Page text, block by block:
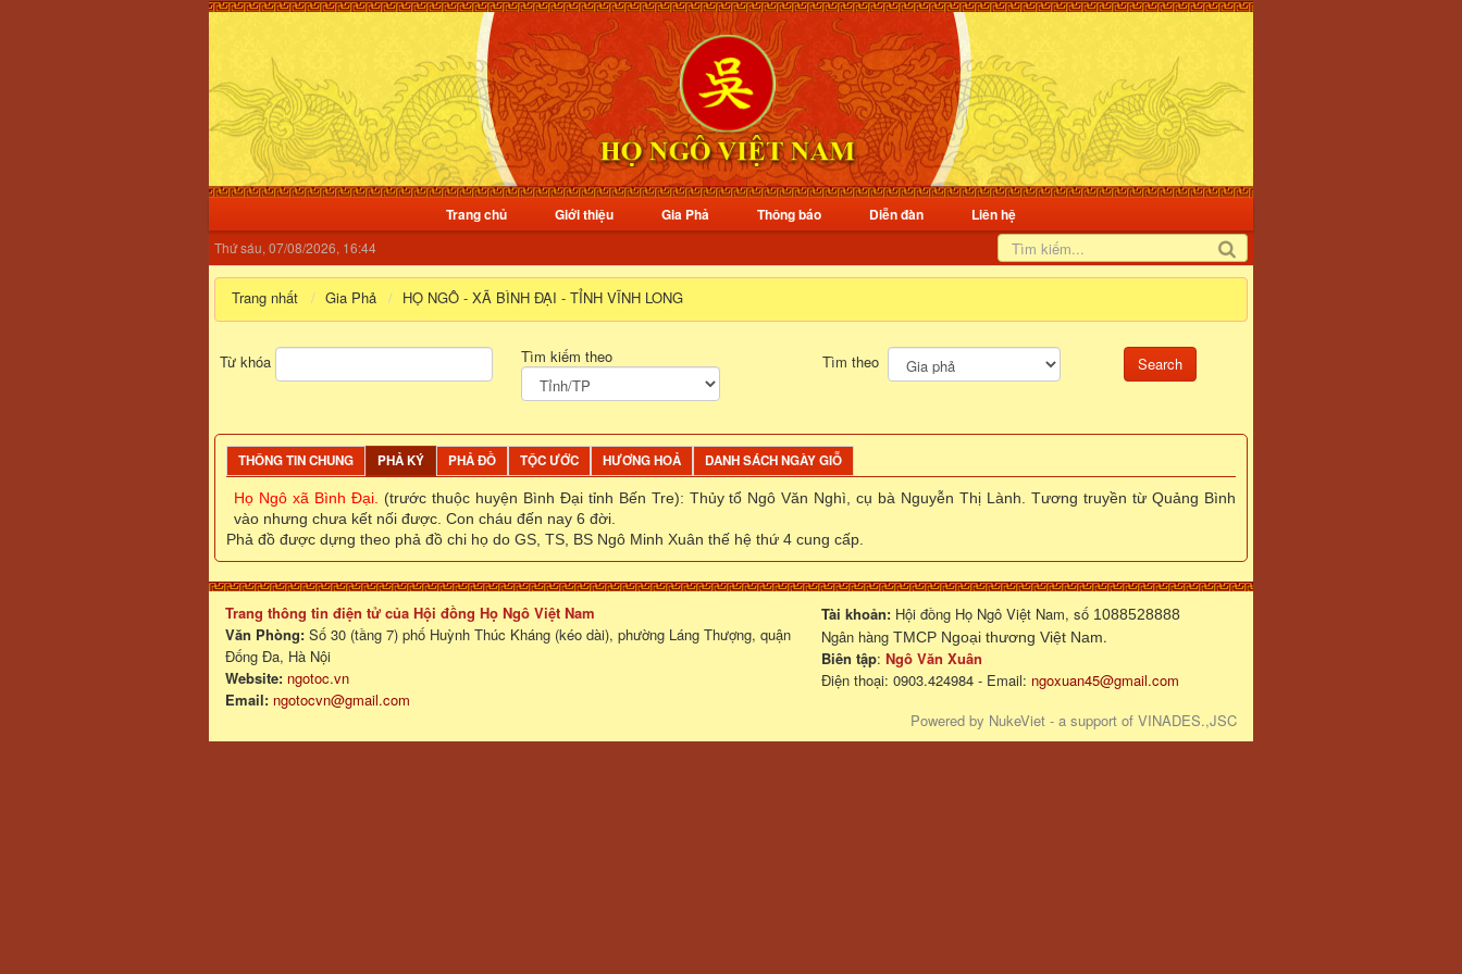
Trang chủ Giới thiệu Gia Phả Thông báo Diễn đàn Liên hệ
Thứ sáu, 07/08/2026, 16:44
Trang nhất Gia Phả HỌ NGÔ - XÃ BÌNH ĐẠI - TỈNH VĨNH LONG
Từ khóa Tìm kiếm theo Tìm theo
THÔNG TIN CHUNG PHẢ KÝ PHẢ ĐỒ TỘC ƯỚC HƯƠNG HOẢ DANH SÁCH NGÀY GIỖ
Họ Ngô xã Bình Đại. (trước thuộc huyện Bình Đại tỉnh Bến Tre): Thủy tổ Ngô Văn Nghì, cụ bà Nguyễn Thị Lành. Tương truyền từ Quảng Bình
vào nhưng chưa kết nối được. Con cháu đến nay 6 đời.
Phả đồ được dựng theo phả đồ chi họ do GS, TS, BS Ngô Minh Xuân thế hệ thứ 4 cung cấp.
Trang thông tin điện tử của Hội đồng Họ Ngô Việt Nam
Văn Phòng: Số 30 (tầng 7) phố Huỳnh Thúc Kháng (kéo dài), phường Láng Thượng, quận
Đống Đa, Hà Nội
Website: ngotoc.vn
Email: ngotocvn@gmail.com
Tài khoản: Hội đồng Họ Ngô Việt Nam, số 1088528888
Ngân hàngTMCP Ngoại thương Việt Nam.
Biên tập:Ngô Văn Xuân
Điện thoại: 0903.424984 - Email: ngoxuan45@gmail.com
Powered by NukeViet - a support of VINADES.,JSC